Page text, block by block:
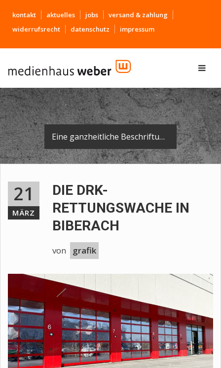
kontakt aktuelles jobs
versand & zahlung
widerrufsrecht
datenschutz impressum
Eine ganzheitliche Beschriftung für das neue DRK-Gebäude in Biberach.
21
MÄRZ
DIE DRK-
RETTUNGSWACHE IN
BIBERACH
von grafik